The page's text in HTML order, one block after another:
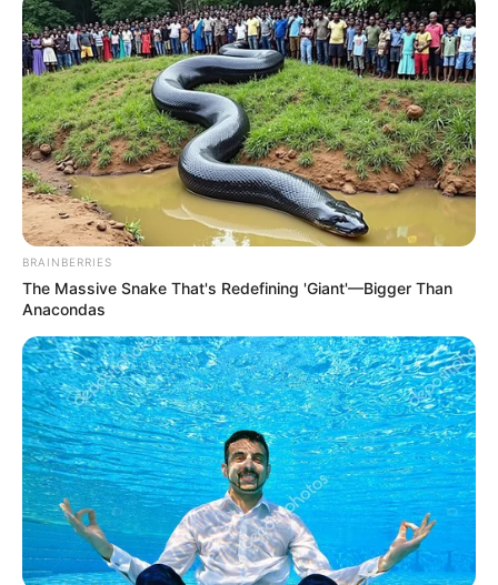
BRAINBERRIES
The Massive Snake That's Redefining 'Giant'—Bigger Than
Anacondas